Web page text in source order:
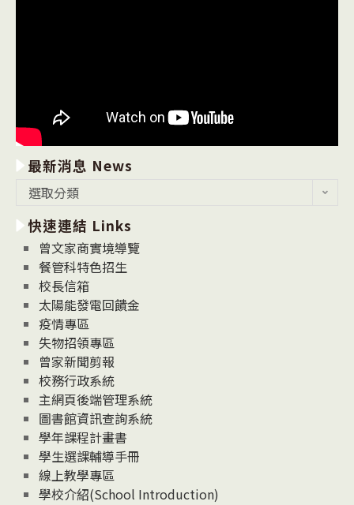
最新消息 News
消
息
News
選取分類
快速連結 Links
曾文家商實境導覽
餐管科特色招生
校長信箱
太陽能發電回饋金
疫情專區
失物招領專區
曾家新聞剪報
校務行政系統
主網頁後端管理系統
圖書館資訊查詢系統
學年課程計畫書
學生選課輔導手冊
線上教學專區
學校介紹(School Introduction)